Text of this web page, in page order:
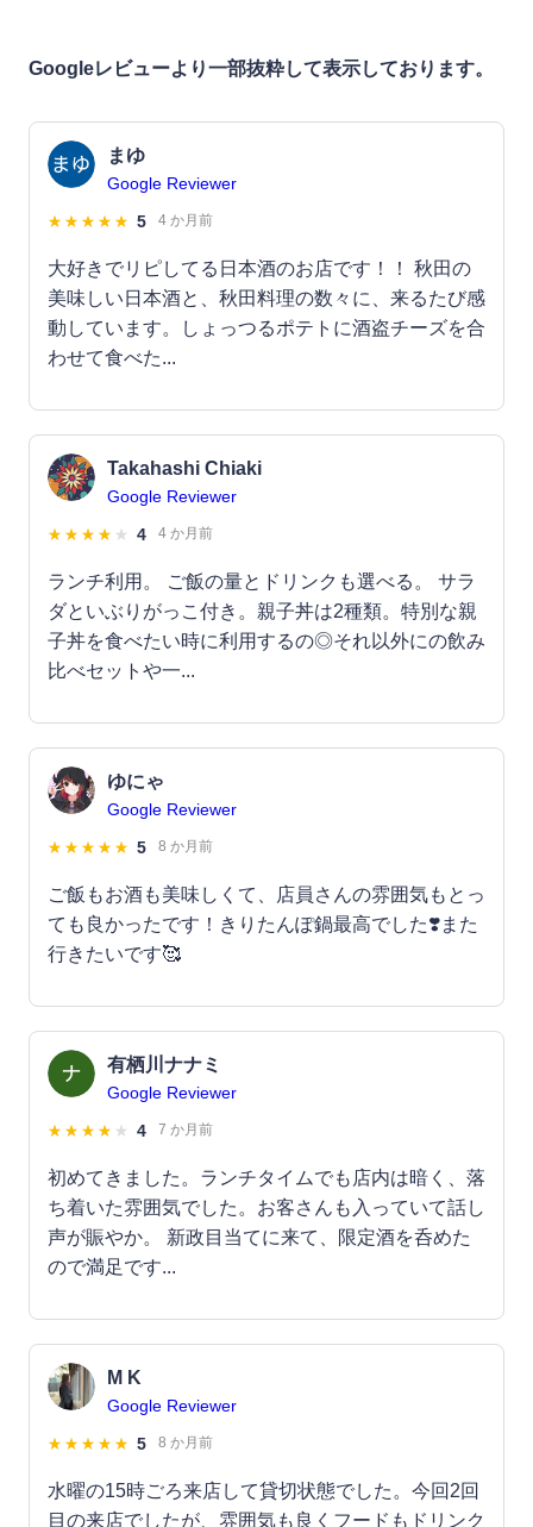
Googleレビューより一部抜粋して表示しております。
まゆ
Google Reviewer
5
4 か月前
大好きでリピしてる日本酒のお店です！！ 秋田の
美味しい日本酒と、秋田料理の数々に、来るたび感
動しています。しょっつるポテトに酒盗チーズを合
わせて食べた...
Takahashi Chiaki
Google Reviewer
4
4 か月前
ランチ利用。 ご飯の量とドリンクも選べる。 サラ
ダといぶりがっこ付き。親子丼は2種類。特別な親
子丼を食べたい時に利用するの◎それ以外にの飲み
比べセットや一...
ゆにゃ
Google Reviewer
5
8 か月前
ご飯もお酒も美味しくて、店員さんの雰囲気もとっ
ても良かったです！きりたんぽ鍋最高でした❣️また
行きたいです🥰
有栖川ナナミ
Google Reviewer
4
7 か月前
初めてきました。ランチタイムでも店内は暗く、落
ち着いた雰囲気でした。お客さんも入っていて話し
声が賑やか。 新政目当てに来て、限定酒を呑めた
ので満足です...
M K
Google Reviewer
5
8 か月前
水曜の15時ごろ来店して貸切状態でした。今回2回
目の来店でしたが、雰囲気も良くフードもドリンク